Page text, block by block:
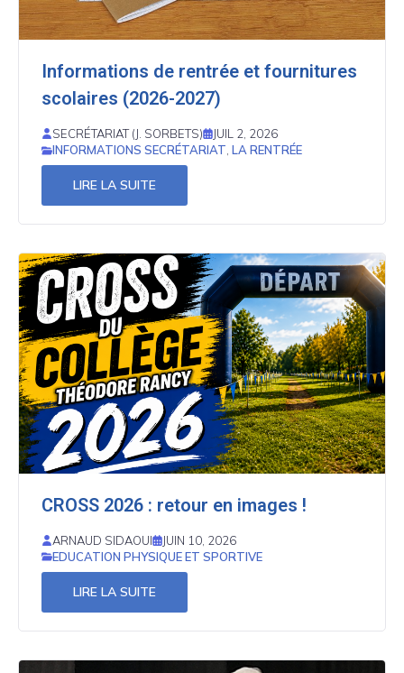
Informations de rentrée et fournitures
scolaires (2026-2027)
SECRÉTARIAT (J. SORBETS)
JUIL 2, 2026
INFORMATIONS SECRÉTARIAT LA RENTRÉE
LIRE LA SUITE
CROSS 2026 : retour en images !
ARNAUD SIDAOUI
JUIN 10, 2026
EDUCATION PHYSIQUE ET SPORTIVE
LIRE LA SUITE